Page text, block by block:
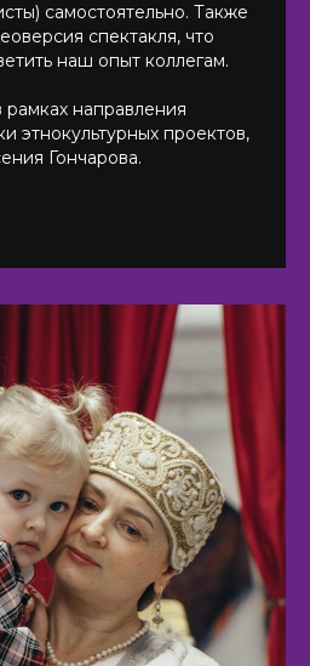
самостоятельно. Также
спектакля, что
наш опыт коллегам.
направления
этнокультурных проектов,
Гончарова.
Большой
д.18 ст.м.
99